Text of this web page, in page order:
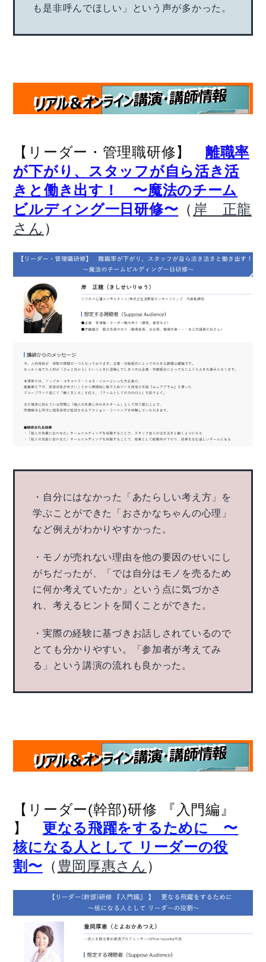
も是非呼んでほしい」という声が多かった。
【リーダー・管理職研修】 離職率
が下がり、スタッフが自ら活き活
きと働き出す！ 〜魔法のチーム
ビルディング一日研修〜 （ 岸 正龍
さん ）
・自分にはなかった「あたらしい考え方」を
学ぶことができた「おさかなちゃんの心理」
など例えがわかりやすかった。
・モノが売れない理由を他の要因のせいにし
がちだったが、「では自分はモノを売るため
に何か考えていたか」という点に気づかさ
れ、考えるヒントを聞くことができた。
・実際の経験に基づきお話しされているので
とても分かりやすい。「参加者が考えてみ
る」という講演の流れも良かった。
【リーダー(幹部)研修 『入門編』
】 更なる飛躍をするために 〜
核になる人として リーダーの役
割〜 （ 豊岡厚惠さん ）